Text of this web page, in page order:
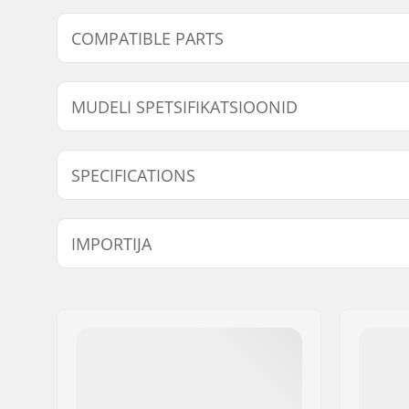
COMPATIBLE PARTS
Leidke ühilduvad tooted Triple Eight Certified
MUDELI SPETSIFIKATSIOONID
XS-S
20.08" (51cm), 20.47" (52cm), 20.87"
SPECIFICATIONS
Suurus reguleeritav:
No
Sertifikaadid:
Väliskesta tüüp:
ABS
IMPORTIJA